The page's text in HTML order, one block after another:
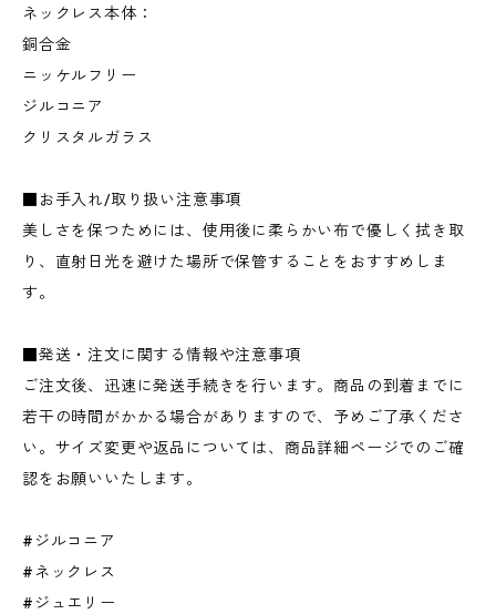
ネックレス本体：
銅合金
ニッケルフリー
ジルコニア
クリスタルガラス
■お手入れ/取り扱い注意事項
美しさを保つためには、使用後に柔らかい布で優しく拭き取
り、直射日光を避けた場所で保管することをおすすめしま
す。
■発送・注文に関する情報や注意事項
ご注文後、迅速に発送手続きを行います。商品の到着までに
若干の時間がかかる場合がありますので、予めご了承くださ
い。サイズ変更や返品については、商品詳細ページでのご確
認をお願いいたします。
#ジルコニア
#ネックレス
#ジュエリー